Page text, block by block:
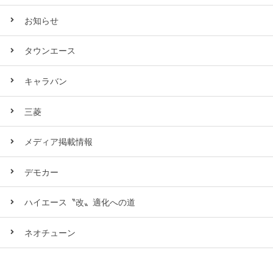
お知らせ
タウンエース
キャラバン
三菱
メディア掲載情報
デモカー
ハイエース〝改〟適化への道
ネオチューン